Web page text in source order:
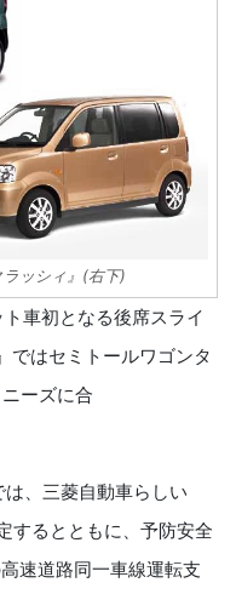
ッシィ』(右下)
車初となる後席スライ
ではセミトールワゴンタ
ーズに合
、三菱自動車らしい
するとともに、予防安全
速道路同一車線運転支